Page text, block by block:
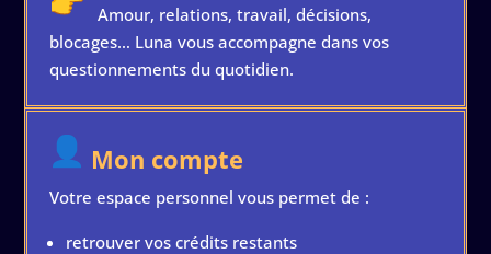
Amour, relations, travail, décisions,
blocages… Luna vous accompagne dans vos
questionnements du quotidien.
Mon compte
Votre espace personnel vous permet de :
retrouver vos crédits restants